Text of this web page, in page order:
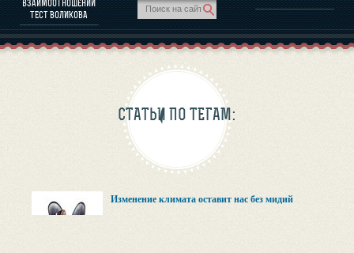
ВЗАИМООТНОШЕНИЙ
ТЕСТ ВОЛИКОВА
ПРОГНОЗЫ И АНАЛИТИКА
СТАТЬИ ПО ТЕГАМ:
Изменение климата оставит нас без мидий